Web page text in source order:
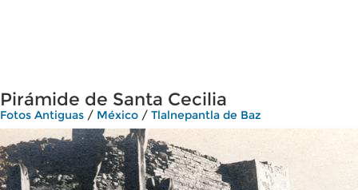
Pirámide de Santa Cecilia
Fotos Antiguas / México / Tlalnepantla de Baz